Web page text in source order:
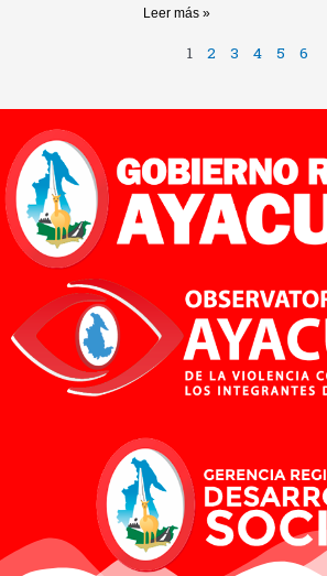
Leer más »
1 2 3 4 5 6